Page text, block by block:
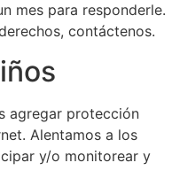
mes para responderle.
contáctenos.
agregar protección
Alentamos a los
y/o monitorear y